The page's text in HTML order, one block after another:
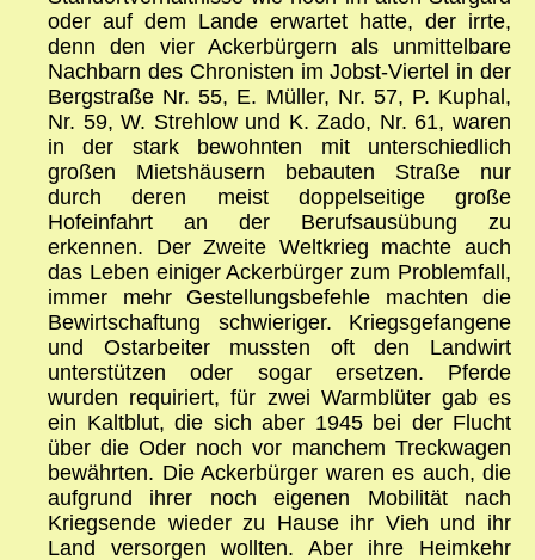
oder auf dem Lande erwartet hatte, der irrte,
denn den vier Ackerbürgern als unmittelbare
Nachbarn des Chronisten im Jobst-Viertel in der
Bergstraße Nr. 55, E. Müller, Nr. 57, P. Kuphal,
Nr. 59, W. Strehlow und K. Zado, Nr. 61, waren
in der stark bewohnten mit unterschiedlich
großen Mietshäusern bebauten Straße nur
durch deren meist doppelseitige große
Hofeinfahrt an der Berufsausübung zu
erkennen. Der Zweite Weltkrieg machte auch
das Leben einiger Ackerbürger zum Problemfall,
immer mehr Gestellungsbefehle machten die
Bewirtschaftung schwieriger. Kriegsgefangene
und Ostarbeiter mussten oft den Landwirt
unterstützen oder sogar ersetzen. Pferde
wurden requiriert, für zwei Warmblüter gab es
ein Kaltblut, die sich aber 1945 bei der Flucht
über die Oder noch vor manchem Treckwagen
bewährten. Die Ackerbürger waren es auch, die
aufgrund ihrer noch eigenen Mobilität nach
Kriegsende wieder zu Hause ihr Vieh und ihr
Land versorgen wollten. Aber ihre Heimkehr